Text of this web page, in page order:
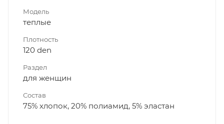
Модель
теплые
Плотность
120 den
Раздел
для женщин
Состав
75% хлопок, 20% полиамид, 5% эластан